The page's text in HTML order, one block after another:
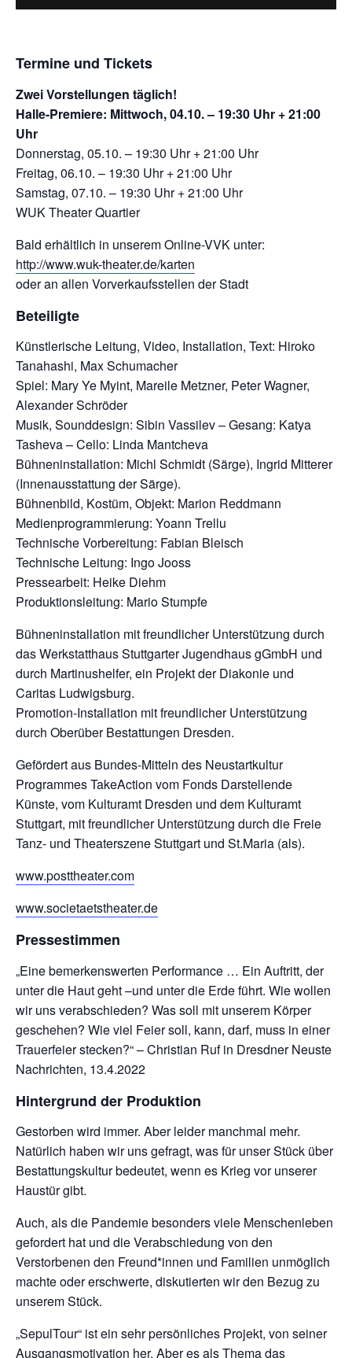
Termine und Tickets
Zwei Vorstellungen täglich!
Halle-Premiere: Mittwoch, 04.10. – 19:30 Uhr + 21:00
Uhr
Donnerstag, 05.10. – 19:30 Uhr + 21:00 Uhr
Freitag, 06.10. – 19:30 Uhr + 21:00 Uhr
Samstag, 07.10. – 19:30 Uhr + 21:00 Uhr
WUK Theater Quartier
Bald erhältlich in unserem Online-VVK unter:
http://www.wuk-theater.de/karten
oder an allen Vorverkaufsstellen der Stadt
Beteiligte
Künstlerische Leitung, Video, Installation, Text: Hiroko
Tanahashi, Max Schumacher
Spiel: Mary Ye Myint, Mareile Metzner, Peter Wagner,
Alexander Schröder
Musik, Sounddesign: Sibin Vassilev – Gesang: Katya
Tasheva – Cello: Linda Mantcheva
Bühneninstallation: Michl Schmidt (Särge), Ingrid Mitterer
(Innenausstattung der Särge).
Bühnenbild, Kostüm, Objekt: Marion Reddmann
Medienprogrammierung: Yoann Trellu
Technische Vorbereitung: Fabian Bleisch
Technische Leitung: Ingo Jooss
Pressearbeit: Heike Diehm
Produktionsleitung: Mario Stumpfe
Bühneninstallation mit freundlicher Unterstützung durch
das Werkstatthaus Stuttgarter Jugendhaus gGmbH und
durch Martinushelfer, ein Projekt der Diakonie und
Caritas Ludwigsburg.
Promotion-Installation mit freundlicher Unterstützung
durch Oberüber Bestattungen Dresden.
Gefördert aus Bundes-Mitteln des Neustartkultur
Programmes TakeAction vom Fonds Darstellende
Künste, vom Kulturamt Dresden und dem Kulturamt
Stuttgart, mit freundlicher Unterstützung durch die Freie
Tanz- und Theaterszene Stuttgart und St.Maria (als).
www.posttheater.com
www.societaetstheater.de
Pressestimmen
„Eine bemerkenswerten Performance … Ein Auftritt, der
unter die Haut geht –und unter die Erde führt. Wie wollen
wir uns verabschieden? Was soll mit unserem Körper
geschehen? Wie viel Feier soll, kann, darf, muss in einer
Trauerfeier stecken?“ – Christian Ruf in Dresdner Neuste
Nachrichten, 13.4.2022
Hintergrund der Produktion
Gestorben wird immer. Aber leider manchmal mehr.
Natürlich haben wir uns gefragt, was für unser Stück über
Bestattungskultur bedeutet, wenn es Krieg vor unserer
Haustür gibt.
Auch, als die Pandemie besonders viele Menschenleben
gefordert hat und die Verabschiedung von den
Verstorbenen den Freund*innen und Familien unmöglich
machte oder erschwerte, diskutierten wir den Bezug zu
unserem Stück.
„SepulTour“ ist ein sehr persönliches Projekt, von seiner
Ausgangsmotivation her. Aber es als Thema das